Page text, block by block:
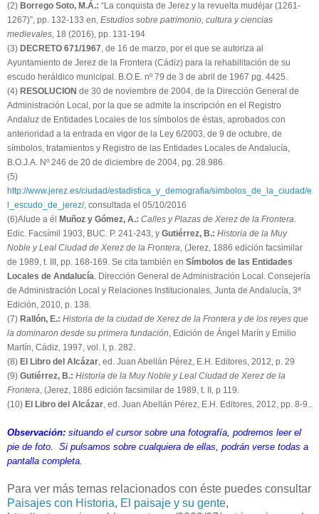
(2) Borrego Soto, M.Á.: “La conquista de Jerez y la revuelta mudéjar (1261-
1267)”, pp. 132-133 en, Estudios sobre patrimonio, cultura y ciencias
medievales, 18 (2016), pp. 131-194
(3) DECRETO 671/1967, de 16 de marzo, por el que se autoriza al
Ayuntamiento de Jerez de la Frontera (Cádiz) para la rehabilitación de su
escudo heráldico municipal. B.O.E. nº 79 de 3 de abril de 1967 pg. 4425.
(4) RESOLUCION de 30 de noviembre de 2004, de la Dirección General de
Administración Local, por la que se admite la inscripción en el Registro
Andaluz de Entidades Locales de los símbolos de éstas, aprobados con
anterioridad a la entrada en vigor de la Ley 6/2003, de 9 de octubre, de
símbolos, tratamientos y Registro de las Entidades Locales de Andalucía,
B.O.J.A. Nº 246 de 20 de diciembre de 2004, pg. 28.986.
(5)
http://www.jerez.es/ciudad/estadistica_y_demografia/simbolos_de_la_ciudad/e
l_escudo_de_jerez/, consultada el 05/10/2016
(6)Alude a él
Muñoz y Gómez, A.: Calles y Plazas de Xerez de la Frontera.
Edic. Facsímil 1903, BUC. P. 241-243, y Gutiérrez, B.: Historia de la Muy
Noble y Leal Ciudad de Xerez de la Frontera, (Jerez, 1886 edición facsimilar
de 1989, t. III, pp. 168-169. Se cita también en Símbolos de las Entidades
Locales de Andalucía. Dirección General de Administración Local. Consejería
de Administración Local y Relaciones Institucionales, Junta de Andalucía, 3ª
Edición, 2010, p. 138.
(7) Rallón, E.: Historia de la ciudad de Xerez de la Frontera y de los reyes que
la dominaron desde su primera fundación, Edición de Ángel Marín y Emilio
Martín, Cádiz, 1997, vol. I, p. 282.
(8) El Libro del Alcázar, ed. Juan Abellán Pérez, E.H. Editores, 2012, p. 29
(9) Gutiérrez, B.: Historia de la Muy Noble y Leal Ciudad de Xerez de la
Frontera, (Jerez, 1886 edición facsimilar de 1989, t. II, p 119.
(10) El Libro del Alcázar, ed. Juan Abellán Pérez, E.H. Editores, 2012, pp. 8-9..
Observación: situando el cursor sobre una fotografía, podremos leer el
pie de foto. Si pulsamos sobre cualquiera de ellas, podrán verse todas a
pantalla completa.
Para ver más temas relacionados con éste puedes consultar
Paisajes con Historia, El paisaje y su gente,